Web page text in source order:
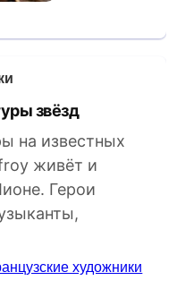
звёзд
на известных
живёт и
Герои
художники